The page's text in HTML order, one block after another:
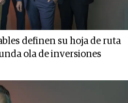
definen su hoja de ruta
ola de inversiones